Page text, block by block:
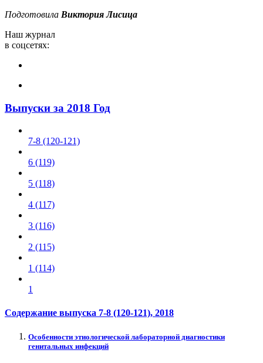
Подготовила Виктория Лисица
Наш журнал
в соцсетях:
Выпуски за 2018 Год
7-8 (120-121)
6 (119)
5 (118)
4 (117)
3 (116)
2 (115)
1 (114)
1
Содержание выпуска 7-8 (120-121), 2018
Особенности этиологической лабораторной диагностики
генитальных инфекций